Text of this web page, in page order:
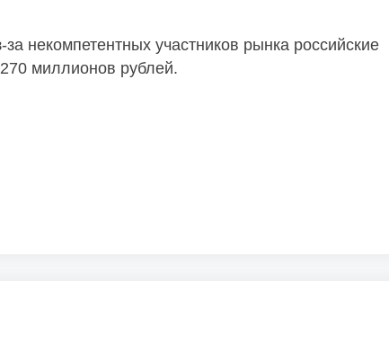
некомпетентных участников рынка российские
миллионов рублей.